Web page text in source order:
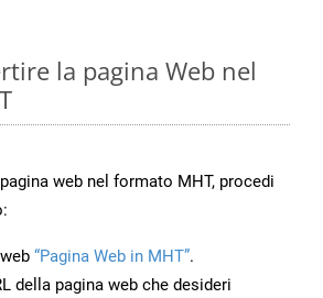
la pagina Web nel
web nel formato MHT, procedi
“Pagina Web in MHT”.
della pagina web che desideri